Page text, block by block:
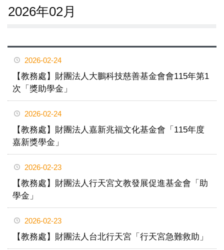
2026年02月
2026-02-24
【教務處】財團法人大鵬科技慈善基金會會115年第1
次「獎助學金」
2026-02-24
【教務處】財團法人嘉新兆福文化基金會「115年度
嘉新獎學金」
2026-02-23
【教務處】財團法人行天宮文教發展促進基金會「助
學金」
2026-02-23
【教務處】財團法人台北行天宮「行天宮急難救助」